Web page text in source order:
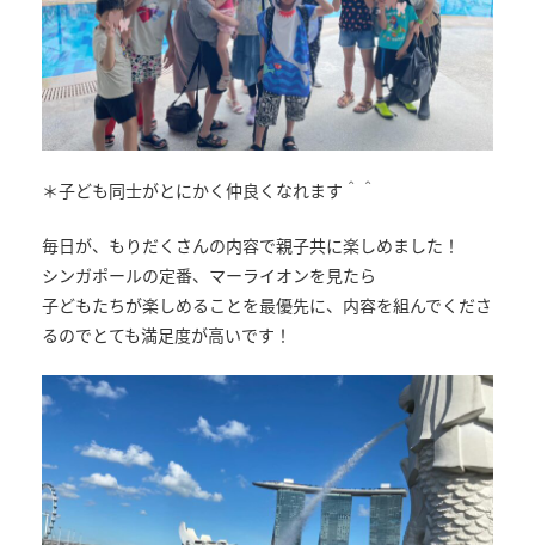
＊子ども同士がとにかく仲良くなれます＾＾
毎日が、もりだくさんの内容で親子共に楽しめました！
シンガポールの定番、マーライオンを見たら
子どもたちが楽しめることを最優先に、内容を組んでくださ
るのでとても満足度が高いです！